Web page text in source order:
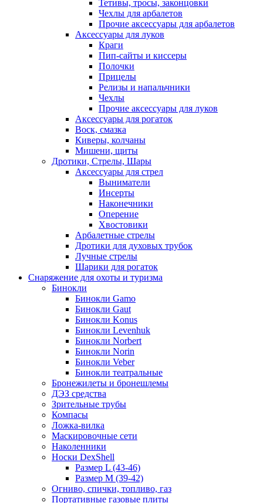
Тетивы, тросы, законцовки
Чехлы для арбалетов
Прочие аксессуары для арбалетов
Аксессуары для луков
Краги
Пип-сайты и киссеры
Полочки
Прицелы
Релизы и напальчники
Чехлы
Прочие аксессуары для луков
Аксессуары для рогаток
Воск, смазка
Киверы, колчаны
Мишени, щиты
Дротики, Стрелы, Шары
Аксессуары для стрел
Выниматели
Инсерты
Наконечники
Оперение
Хвостовики
Арбалетные стрелы
Дротики для духовых трубок
Лучные стрелы
Шарики для рогаток
Снаряжение для охоты и туризма
Бинокли
Бинокли Gamo
Бинокли Gaut
Бинокли Konus
Бинокли Levenhuk
Бинокли Norbert
Бинокли Norin
Бинокли Veber
Бинокли театральные
Бронежилеты и бронешлемы
ДЭЗ средства
Зрительные трубы
Компасы
Ложка-вилка
Маскировочные сети
Наколенники
Носки DexShell
Размер L (43-46)
Размер M (39-42)
Огниво, спички, топливо, газ
Портативные газовые плиты